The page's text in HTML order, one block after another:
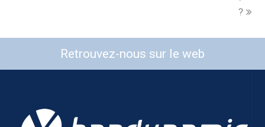
?
Retrouvez-nous sur le web